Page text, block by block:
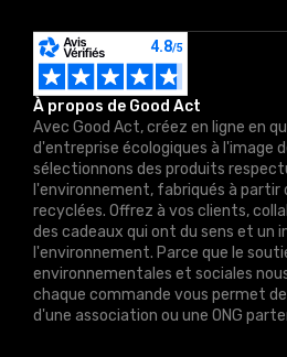
À propos de Good Act
Avec Good Act, créez en ligne en
d'entreprise écologiques à l'image
sélectionnons des produits
l'environnement, fabriqués à partir
recyclées. Offrez à vos clients,
des cadeaux qui ont du sens et un
l'environnement. Parce que le
environnementales et sociales
chaque commande vous permet
d'une association ou une ONG